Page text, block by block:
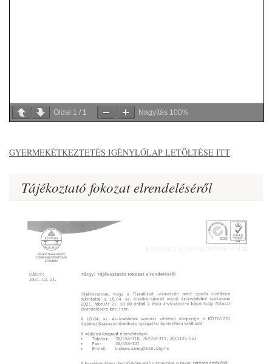
Oldal 1 / 1 Nagyítás 100%
GYERMEKÉTKEZTETÉS IGÉNYLŐLAP LETÖLTÉSE ITT
Tájékoztató fokozat elrendeléséről